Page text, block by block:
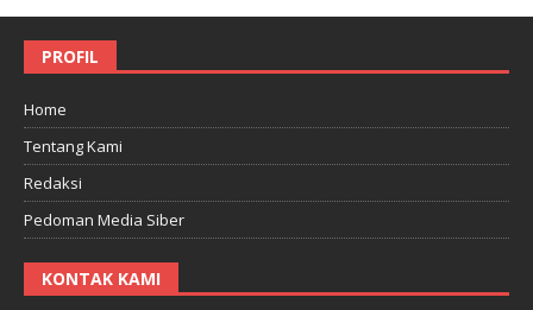
PROFIL
Home
Tentang Kami
Redaksi
Pedoman Media Siber
KONTAK KAMI